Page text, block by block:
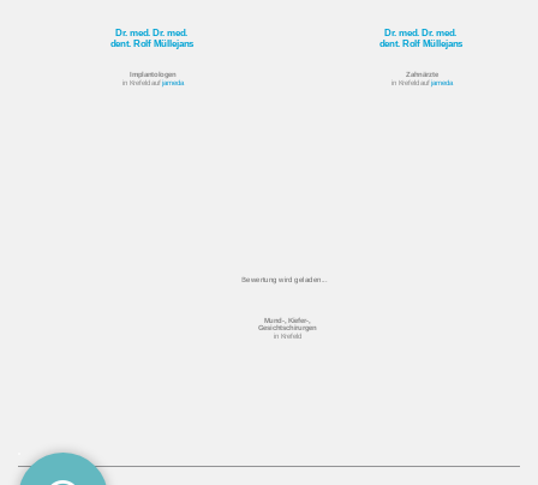
Dr. med. Dr. med.
dent. Rolf Müllejans
Implantologen
in Krefeld aufjameda
Dr. med. Dr. med.
dent. Rolf Müllejans
Zahnärzte
in Krefeld aufjameda
Bewertung wird geladen...
Mund-, Kiefer-,
Gesichtschirurgen
in Krefeld